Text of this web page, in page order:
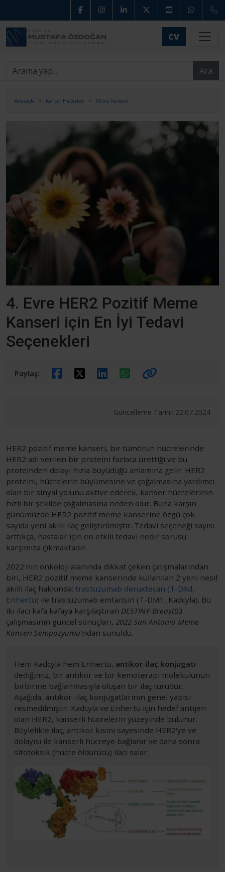
CV
Ara
Anasayfa Kanser Haberleri Meme Kanseri
4. Evre HER2 Pozitif Meme
Kanseri için En İyi Tedavi
Seçenekleri
Paylaş:
Güncelleme Tarihi: 22.07.2024
HER2 pozitif meme kanseri, bir tümörün hücrelerinde
HER2 adı verilen bir proteini fazlaca ürettiği ve bu
proteinden dolayı hızla büyüdüğü anlamına gelir. HER2
proteini, hücrelerin büyümesine ve çoğalmasına yardımcı
olan bir sinyal yolunu aktive ederek, kanser hücrelerinin
hızlı bir şekilde çoğalmasına neden olur. Buna karşın
günümüzde HER2 pozitif meme kanserine özgü çok
sayıda yeni akıllı ilaç geliştirilmiştir. Tedavi seçeneği sayısı
arttıkça, hastalar için en etkili tedavi nedir sorusu
karşımıza çıkmaktadır.
2022'nin onkoloji alanında dikkat çeken çalışmalarından
biri, HER2 pozitif meme kanserinde kullanılan 2 yeni nesil
akıllı ilaç hakkında: trastuzumab deruxtecan (T-DXd,
Enhertu) ile trastuzumab emtansin (T-DM1, Kadcyla). Bu
iki ilacı kafa kafaya karşılaştıran DESTINY-Breast03
çalışmasının güncel sonuçları, 2022 San Antonio Meme
Kanseri Sempozyumu'ndan sunuldu.
Hem Kadcyla hem Enhertu, antikor-ilaç konjugatı
dediğimiz, bir antikor ve bir kemoterapi molekülünün
birbirine bağlanmasıyla oluşan bir ilaç türüdür.
Aşağıda, antikor–ilaç konjugatlarının genel yapısı
resmedilmiştir. Kadcyla ve Enhertu için hedef antijen
olan HER2, kanserli hücrelerin yüzeyinde bulunur.
Böylelikle ilaç, antikor kısmı sayesinde HER2'ye ve
dolayısı ile kanserli hücreye bağlanır ve daha sonra
sitotoksik (hücre öldürücü) ilacı salar.